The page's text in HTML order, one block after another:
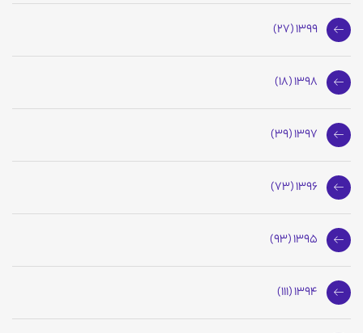
1399 (27)
1398 (18)
1397 (39)
1396 (73)
1395 (93)
1394 (111)